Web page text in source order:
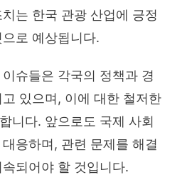
는 한국 관광 산업에 긍정
로 예상됩니다.
슈들은 각국의 정책과 경
있으며, 이에 대한 철저한
니다. 앞으로도 국제 사회
응하며, 관련 문제를 해결
되어야 할 것입니다.